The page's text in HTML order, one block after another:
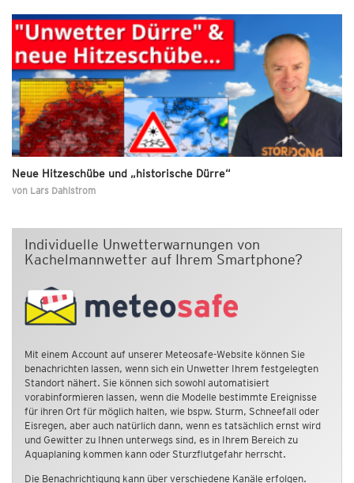
Neue Hitzeschübe und „historische Dürre“
von Lars Dahlstrom
Individuelle Unwetterwarnungen von
Kachelmannwetter auf Ihrem Smartphone?
Mit einem Account auf unserer Meteosafe-Website können Sie
benachrichten lassen, wenn sich ein Unwetter Ihrem festgelegten
Standort nähert. Sie können sich sowohl automatisiert
vorabinformieren lassen, wenn die Modelle bestimmte Ereignisse
für ihren Ort für möglich halten, wie bspw. Sturm, Schneefall oder
Eisregen, aber auch natürlich dann, wenn es tatsächlich ernst wird
und Gewitter zu Ihnen unterwegs sind, es in Ihrem Bereich zu
Aquaplaning kommen kann oder Sturzflutgefahr herrscht.
Die Benachrichtigung kann über verschiedene Kanäle erfolgen.